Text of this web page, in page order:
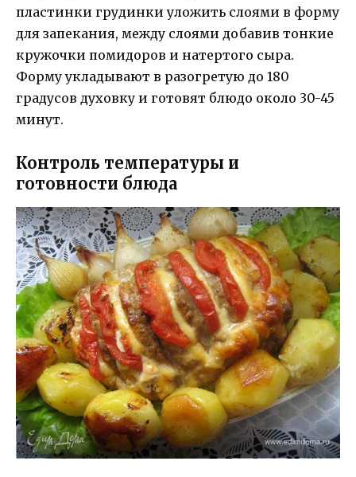
пластинки грудинки уложить слоями в форму
для запекания, между слоями добавив тонкие
кружочки помидоров и натертого сыра.
Форму укладывают в разогретую до 180
градусов духовку и готовят блюдо около 30-45
минут.
Контроль температуры и
готовности блюда